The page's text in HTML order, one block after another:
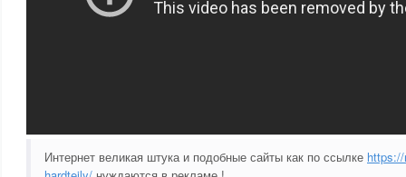
Интернет великая штука и подобные сайты как по ссылке